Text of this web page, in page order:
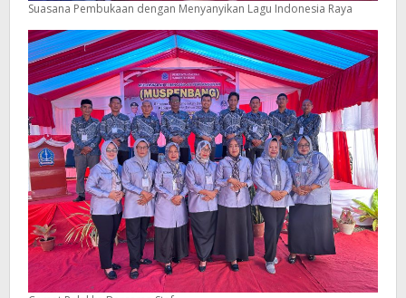
Suasana Pembukaan dengan Menyanyikan Lagu Indonesia Raya